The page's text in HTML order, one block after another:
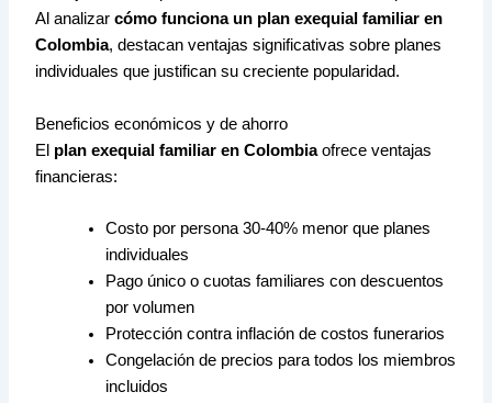
Al analizarcómo funciona un plan exequial familiar en
Colombia, destacan ventajas significativas sobre planes
individuales que justifican su creciente popularidad.
Beneficios económicos y de ahorro
El plan exequial familiar en Colombiaofrece ventajas
financieras:
Costo por persona 30-40% menor que planes
individuales
Pago único o cuotas familiares con descuentos
por volumen
Protección contra inflación de costos funerarios
Congelación de precios para todos los miembros
incluidos